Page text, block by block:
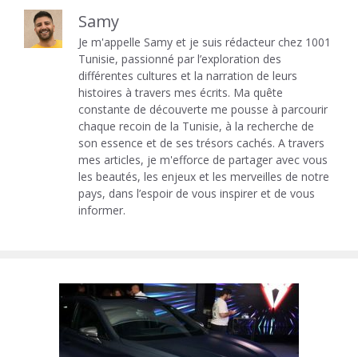
Samy
Je m'appelle Samy et je suis rédacteur chez 1001
Tunisie, passionné par l’exploration des
différentes cultures et la narration de leurs
histoires à travers mes écrits. Ma quête
constante de découverte me pousse à parcourir
chaque recoin de la Tunisie, à la recherche de
son essence et de ses trésors cachés. A travers
mes articles, je m'efforce de partager avec vous
les beautés, les enjeux et les merveilles de notre
pays, dans l’espoir de vous inspirer et de vous
informer.